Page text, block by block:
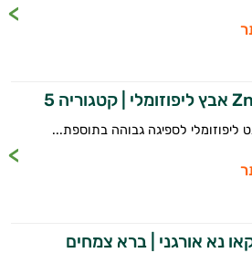
ליפוזומלי לספיגה גבוהה בתוספת...
נא אורגני | ברא צמחים